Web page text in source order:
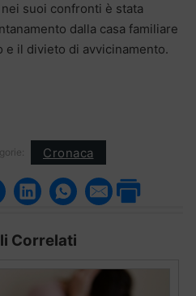
suoi confronti è stata
dalla casa familiare
il divieto di avvicinamento.
Cronaca
Correlati